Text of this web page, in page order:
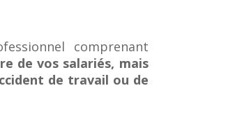
comprenant
de vos salariés, mais
de travail ou de